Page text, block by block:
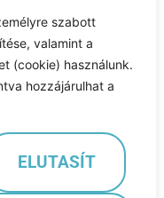
szabott
valamint a
(cookie) használunk.
hozzájárulhat a
ELUTASÍT